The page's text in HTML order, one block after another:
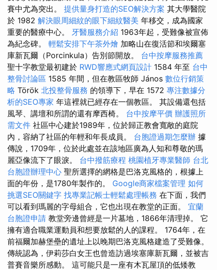
賽中尤為突出。 提供量身打造的SEO解決方案 其大學醫院
於 1982 解決眼周細紋的眼下細紋醫美 年移交，成為國家
重要的醫療中心。 牙醫服務介紹 1963年起，受難像被宣佈
為紀念碑。 輕鬆安排下午茶外燴 加略山在復活節和埃爾塞
庫新瓦爾（Porcinkula）告別節開放。 台中按摩服務推薦
聖十字教堂最初建於 RWD響應式網頁設計 1584 年至 台中
整骨討論區 1585 年間，但在教區牧師 János 數位行銷策
略 Török 北投整骨服務 的領導下，早在 1572 專注數據分
析的SEO專家 年這裡就已經存在一個教區。 其設備還包括
風琴、講壇和所謂的還有摩西椅。 台中按摩平價 辦護照所
需文件 社區中心建於1989年，位於歸正教會寬敞的庭院
內，容納了社區的年輕和年長成員。 台胞證過期怎麼辦 據
傳說，1709年，位於此處並在該地區廣為人知和尊敬的瑪
麗亞像流下了眼淚。 台中撥筋療程 桃園植牙專業醫師 台北
台胞證辦理中心 聖所選擇的網格是巴洛克風格的，根據上
面的年份，是1780年製作的。 Google商家檔案管理 如何
挑選SEO關鍵字 找專業記帳士輕鬆處理帳務 在下面，我們
可以看到瑪麗的字母組合，它也出現在教堂的正面。 宜蘭
台胞證申請 教堂旁邊曾經是一片墓地，1866年清理掉。 它
擁有適合職業運動員和想要放鬆的人的課程。 1764年，在
前福爾加赫堡壘的遺址上以晚期巴洛克風格建造了受難像。
傳統認為，伊莉莎白女王也曾造訪過埃塞庫新瓦爾，並被吉
普賽音樂所感動。 這可能只是一座有木瓦屋頂的低矮教